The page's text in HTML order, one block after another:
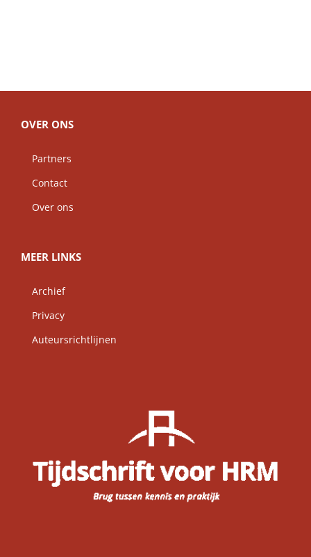
OVER ONS
Partners
Contact
Over ons
MEER LINKS
Archief
Privacy
Auteursrichtlijnen